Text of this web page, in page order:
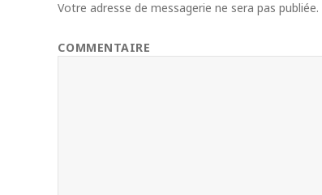
Votre adresse de messagerie ne sera pas publiée.
COMMENTAIRE